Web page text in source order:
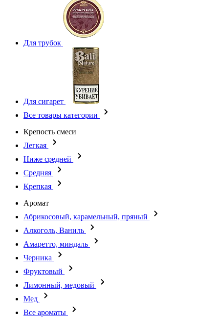
Для трубок
Для сигарет
Все товары категории
Крепость смеси
Легкая
Ниже средней
Средняя
Крепкая
Аромат
Абрикосовый, карамельный, пряный
Алкоголь, Ваниль
Амаретто, миндаль
Черника
Фруктовый
Лимонный, медовый
Мед
Все ароматы